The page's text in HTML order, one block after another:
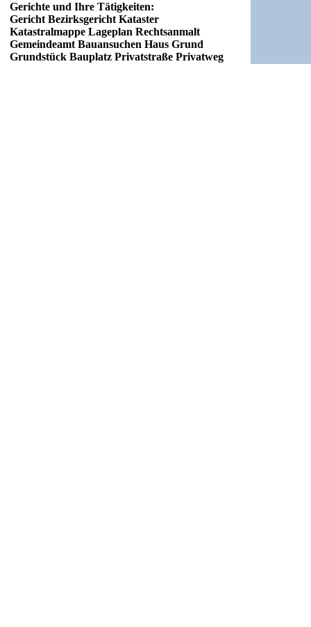
Gerichte und Ihre Tätigkeiten:
Gericht Bezirksgericht Kataster
Katastralmappe Lageplan Rechtsanmalt
Gemeindeamt Bauansuchen Haus Grund
Grundstück Bauplatz Privatstraße Privatweg